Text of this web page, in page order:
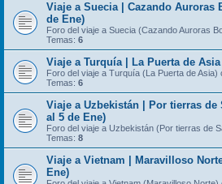
Viaje a Suecia | Cazando Auroras
de Ene)
Foro del viaje a Suecia (Cazando Auroras
Temas: 6
Viaje a Turquía | La Puerta de
Foro del viaje a Turquía (La Puerta de Asia)
Temas: 6
Viaje a Uzbekistán | Por tierras de
al 5 de Ene)
Foro del viaje a Uzbekistán (Por tierras de
Temas: 8
Viaje a Vietnam | Maravilloso
Ene)